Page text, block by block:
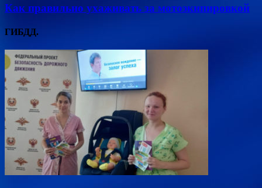
Как правильно ухаживать за мотоэкипировкой
ГИБДД.